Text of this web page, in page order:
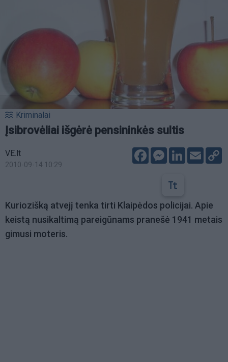
Kriminalai
Įsibrovėliai išgėrė pensininkės sultis
VE.lt
2010-09-14 10:29
FacebookMessenger
LinkedIn
Email
Kuriozišką atvejį tenka tirti Klaipėdos policijai. Apie
keistą nusikaltimą pareigūnams pranešė 1941 metais
gimusi moteris.